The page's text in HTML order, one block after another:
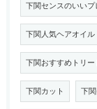
下関センスのいいプ
下関人気ヘアオイル
下関おすすめトリー
下関カット 下